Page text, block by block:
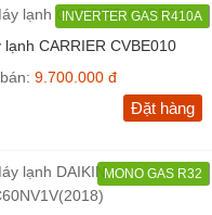
INVERTER GAS R410A
lạnh CARRIER CVBE010
9.700.000 đ
Đặt hàng
MONO GAS R32